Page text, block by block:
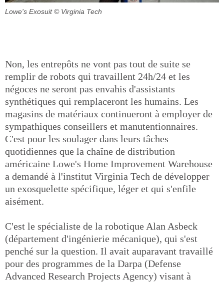
Lowe's Exosuit © Virginia Tech
Non, les entrepôts ne vont pas tout de suite se
remplir de robots qui travaillent 24h/24 et les
négoces ne seront pas envahis d'assistants
synthétiques qui remplaceront les humains. Les
magasins de matériaux continueront à employer de
sympathiques conseillers et manutentionnaires.
C'est pour les soulager dans leurs tâches
quotidiennes que la chaîne de distribution
américaine Lowe's Home Improvement Warehouse
a demandé à l'institut Virginia Tech de développer
un exosquelette spécifique, léger et qui s'enfile
aisément.
C'est le spécialiste de la robotique Alan Asbeck
(département d'ingénierie mécanique), qui s'est
penché sur la question. Il avait auparavant travaillé
pour des programmes de la Darpa (Defense
Advanced Research Projects Agency) visant à